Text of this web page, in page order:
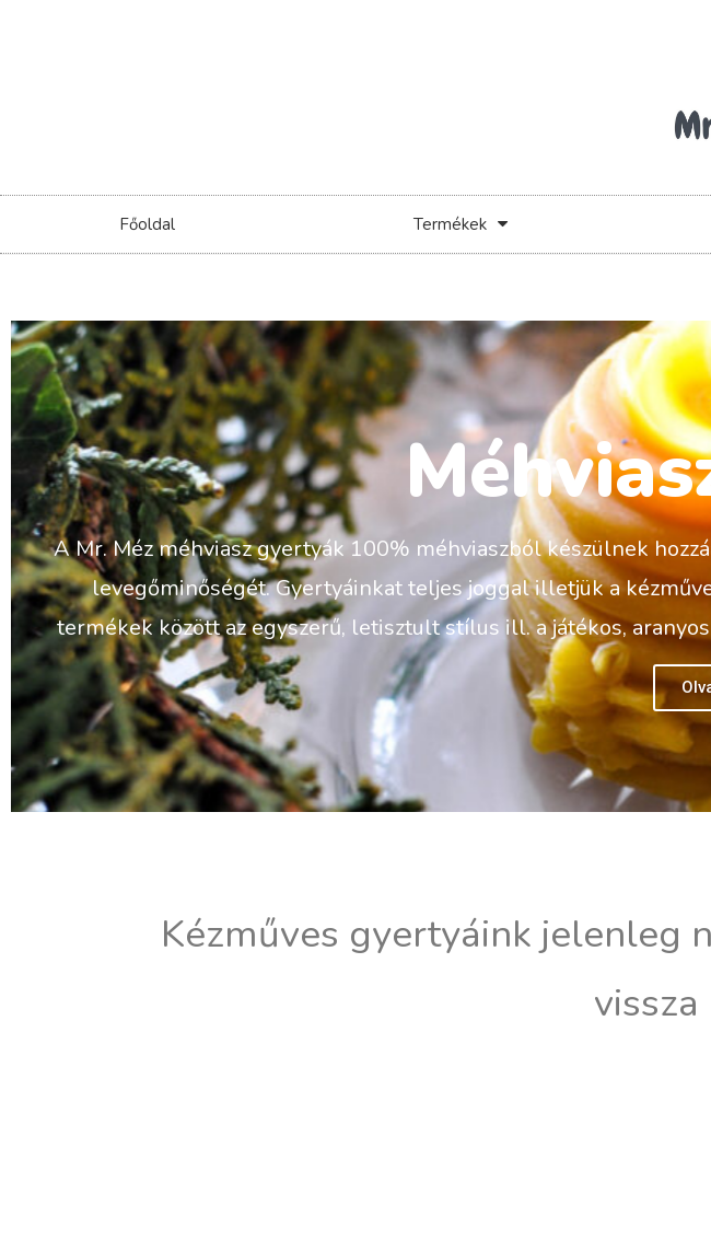
Főoldal Termékek
A Mr. Méz méhviasz gyertyák 100% méhviaszból készülnek
levegőminőségét. Gyertyáinkat teljes joggal illetjük a
termékek között az egyszerű, letisztult stílus ill. a játékos,
Kézműves gyertyáink jelenleg